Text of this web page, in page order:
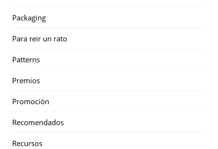
Packaging
Para reir un rato
Patterns
Premios
Promoción
Recomendados
Recursos